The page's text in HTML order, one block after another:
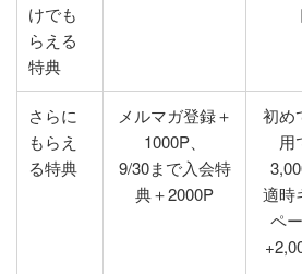
けでも
らえる
特典
さらに
もらえ
る特典
メルマガ登録＋
1000P、
9/30まで入会特
典＋2000P
初め
用
適時
ペ